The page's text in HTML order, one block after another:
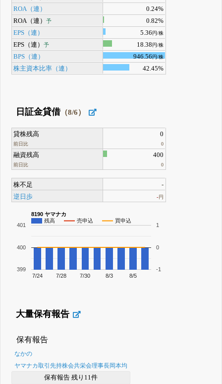
ROA（連）
0.24%
ROA（連）予
0.82%
EPS（連）
5.36円/株
EPS（連）予 18.38円/株
BPS（連） 946.56円/株
株主資本比率（連） 42.45%
日証金貸借（8/6）
貸株残高
前日比
0
0
融資残高
前日比
400
0
株不足
-
逆日歩
-円
8190 ヤマナカ
残高
売申込 買申込
7/24 7/28 7/30 8/3 8/5
399
400
401
-1
0
1
大量保有報告
保有報告
なかの
ヤマナカ取引先持株会共栄会理事長岡本均
保有報告 残り11件